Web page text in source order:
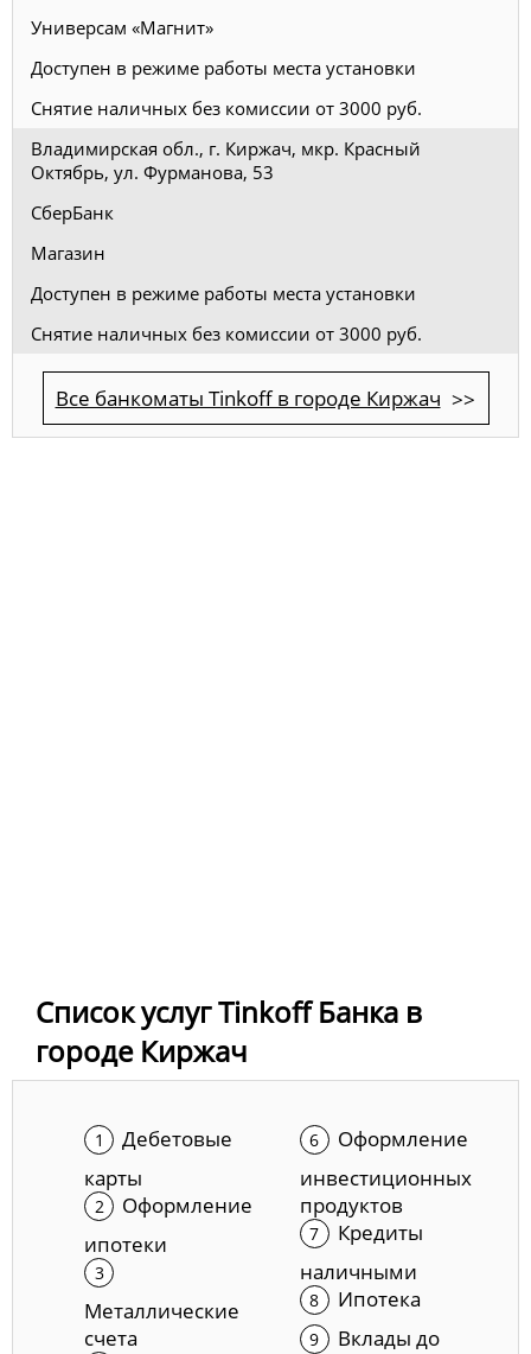
Универсам «Магнит»
Доступен в режиме работы места установки
Снятие наличных без комиссии от 3000 руб.
Владимирская обл., г. Киржач, мкр. Красный
Октябрь, ул. Фурманова, 53
СберБанк
Магазин
Доступен в режиме работы места установки
Снятие наличных без комиссии от 3000 руб.
Все банкоматы Tinkoff в городе Киржач
Список услуг Tinkoff Банка в
городе Киржач
Дебетовые
карты
Оформление
ипотеки
Металлические
счета
Оформление
инвестиционных
продуктов
Кредиты
наличными
Ипотека
Вклады до